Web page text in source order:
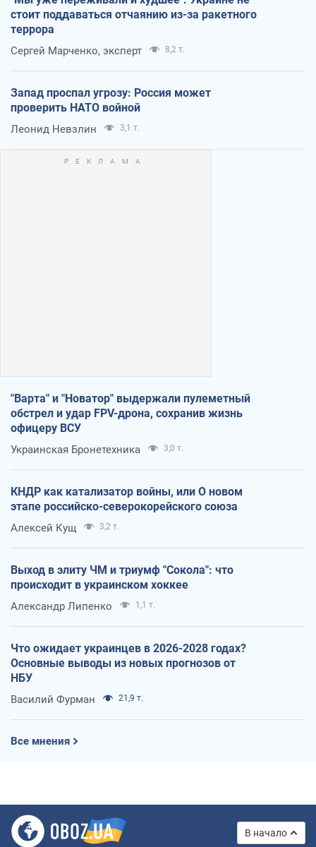
стоит поддаваться отчаянию из-за ракетного
террора
Сергей Марченко, эксперт 8,2 т.
Запад проспал угрозу: Россия может
проверить НАТО войной
Леонид Невзлин 3,1 т.
"Варта" и "Новатор" выдержали пулеметный
обстрел и удар FPV-дрона, сохранив жизнь
офицеру ВСУ
Украинская Бронетехника 3,0 т.
КНДР как катализатор войны, или О новом
этапе российско-северокорейского союза
Алексей Кущ 3,2 т.
Выход в элиту ЧМ и триумф "Сокола": что
происходит в украинском хоккее
Александр Липенко 1,1 т.
Что ожидает украинцев в 2026-2028 годах?
Основные выводы из новых прогнозов от
НБУ
Василий Фурман 21,9 т.
Все мнения
В начало